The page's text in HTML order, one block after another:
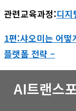
관련교육과정:디지
1편:샤오미는 어떻
플랫폼 전략 –
AI트랜스